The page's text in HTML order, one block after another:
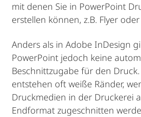
mit denen Sie in PowerPoint
erstellen können, z.B. Flyer
Anders als in Adobe InDesign
PowerPoint jedoch keine
Beschnittzugabe für den
entstehen oft weiße Ränder,
Druckmedien in der Druckerei
Endformat zugeschnitten